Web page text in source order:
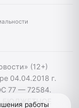
(12+)
04.04.2018 г.
77 — 72584.
БЮДЖЕТНОЕ
работы